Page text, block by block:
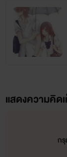
แสดงความคิด
ก